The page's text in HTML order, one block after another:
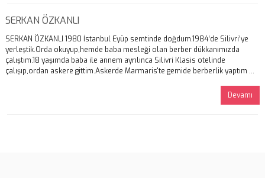
SERKAN ÖZKANLI
SERKAN ÖZKANLI 1980 İstanbul Eyüp semtinde doğdum.1984’de Silivri’ye
yerleştik.Orda okuyup,hemde baba mesleği olan berber dükkanımızda
çalıştım.18 yaşımda baba ile annem ayrılınca Silivri Klasis otelinde
çalışıp,ordan askere gittim.Askerde Marmaris'te gemide berberlik yaptım ...
Devamı